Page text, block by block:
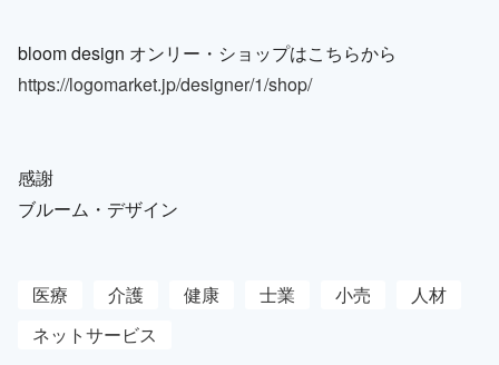
bloom design オンリー・ショップはこちらから
https://logomarket.jp/designer/1/shop/
感謝
ブルーム・デザイン
医療 介護 健康 士業 小売
人材
ネットサービス